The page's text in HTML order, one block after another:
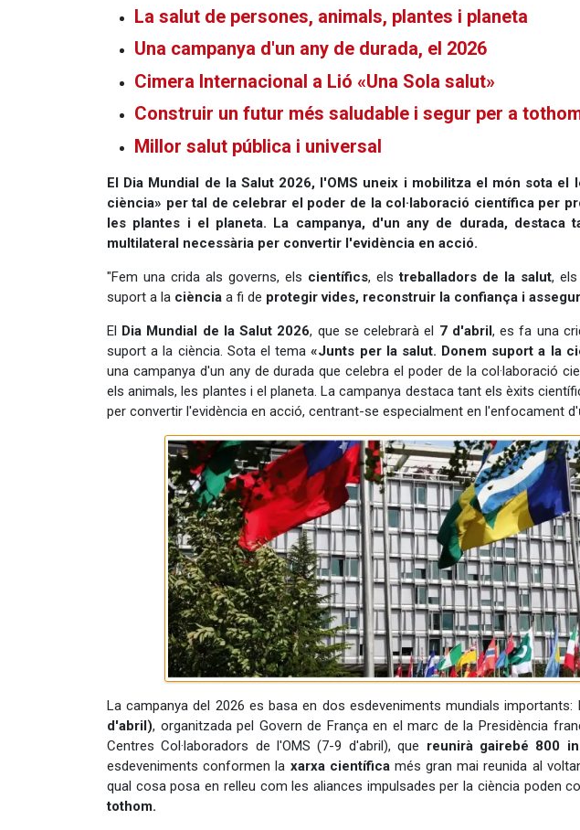
La salut de persones, animals, plantes i planeta
Una campanya d'un any de durada, el 2026
Cimera Internacional a Lió «Una Sola salut»
Construir un futur més saludable i segur per a
Millor salut pública i universal
El Dia Mundial de la Salut 2026, l'OMS uneix i mobilitza el món sota el
ciència» per tal de celebrar el poder de la col·laboració científica per
les plantes i el planeta. La campanya, d'un any de durada,
multilateral necessària per convertir l'evidència en acció.
"Fem una crida als governs, els científics, els treballadors de la salut,
suport a la ciència a fi de protegir vides, reconstruir la confiança i
El Dia Mundial de la Salut 2026, que se celebrarà el 7 d'abril, es fa una
suport a la ciència. Sota el tema«Junts per la salut. Donem suport a la
una campanya d'un any de durada que celebra el poder de la col·laboració
els animals, les plantes i el planeta. La campanya destaca tant els èxits
per convertir l'evidència en acció, centrant-se especialment en l'enfocament d'
La campanya del 2026 es basa en dos esdeveniments mundials importants:
d'abril), organitzada pel Govern de França en el marc de la Presidència
Centres Col·laboradors de l'OMS (7-9 d'abril), que reunirà gairebé 800
esdeveniments conformen la xarxa científicamés gran mai reunida al
qual cosa posa en relleu com les aliances impulsades per la ciència poden
tothom.